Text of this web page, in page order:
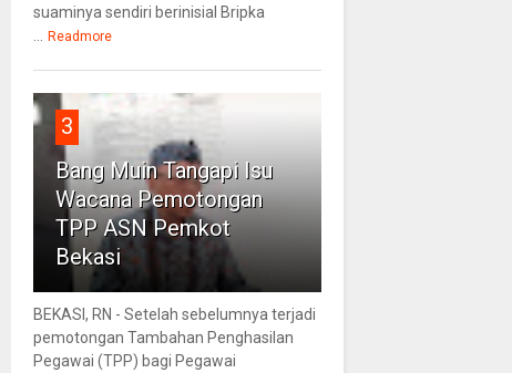
suaminya sendiri berinisial Bripka
Readmore
3
Bang Muin Tangapi Isu
Wacana Pemotongan
TPP ASN Pemkot
Bekasi
BEKASI, RN - Setelah sebelumnya terjadi
pemotongan Tambahan Penghasilan
Pegawai (TPP) bagi Pegawai